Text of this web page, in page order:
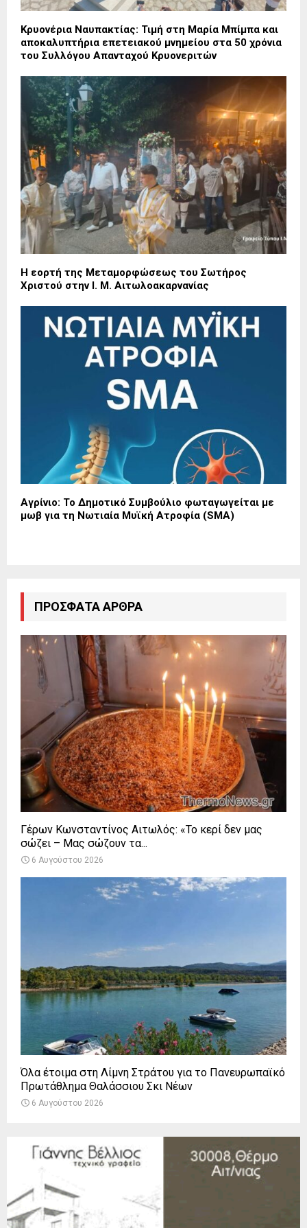
Κρυονέρια Ναυπακτίας: Τιμή στη Μαρία Μπίμπα και
αποκαλυπτήρια επετειακού μνημείου στα 50 χρόνια
του Συλλόγου Απανταχού Κρυονεριτών
Η εορτή της Μεταμορφώσεως του Σωτήρος
Χριστού στην Ι. Μ. Αιτωλοακαρνανίας
Αγρίνιο: Το Δημοτικό Συμβούλιο φωταγωγείται με
μωβ για τη Νωτιαία Μυϊκή Ατροφία (SMA)
ΠΡΌΣΦΑΤΑ ΆΡΘΡΑ
Γέρων Κωνσταντίνος Αιτωλός: «Το κερί δεν μας
σώζει – Μας σώζουν τα...
6 Αυγούστου 2026
Όλα έτοιμα στη Λίμνη Στράτου για το Πανευρωπαϊκό
Πρωτάθλημα Θαλάσσιου Σκι Νέων
6 Αυγούστου 2026